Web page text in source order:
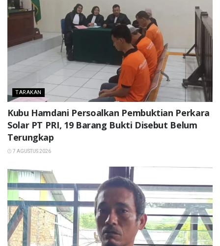
TARAKAN
Kubu Hamdani Persoalkan Pembuktian Perkara
Solar PT PRI, 19 Barang Bukti Disebut Belum
Terungkap
7 AGUSTUS 2026